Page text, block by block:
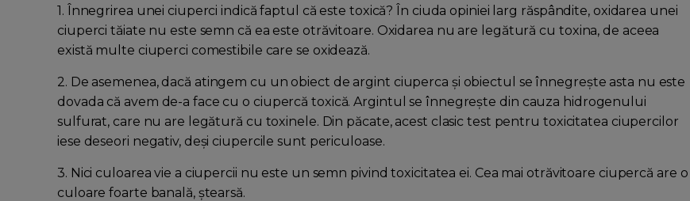
1. Înnegrirea unei ciuperci indică faptul că este toxică? În ciuda opiniei larg răspândite, oxidarea unei
ciuperci tăiate nu este semn că ea este otrăvitoare. Oxidarea nu are legătură cu toxina, de aceea
există multe ciuperci comestibile care se oxidează.
2. De asemenea, dacă atingem cu un obiect de argint ciuperca şi obiectul se înnegreşte asta nu este
dovada că avem de-a face cu o ciupercă toxică. Argintul se înnegreşte din cauza hidrogenului
sulfurat, care nu are legătură cu toxinele. Din păcate, acest clasic test pentru toxicitatea ciupercilor
iese deseori negativ, deşi ciupercile sunt periculoase.
3. Nici culoarea vie a ciupercii nu este un semn pivind toxicitatea ei. Cea mai otrăvitoare ciupercă are o
culoare foarte banală, ştearsă.